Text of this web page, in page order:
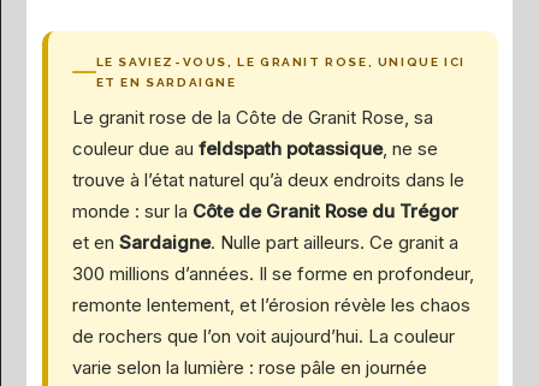
LE SAVIEZ-VOUS, LE GRANIT ROSE, UNIQUE ICI
ET EN SARDAIGNE
Le granit rose de la Côte de Granit Rose, sa
couleur due au feldspath potassique, ne se
trouve à l’état naturel qu’à deux endroits dans le
monde : sur la Côte de Granit Rose du Trégor
et en Sardaigne. Nulle part ailleurs. Ce granit a
300 millions d’années. Il se forme en profondeur,
remonte lentement, et l’érosion révèle les chaos
de rochers que l’on voit aujourd’hui. La couleur
varie selon la lumière : rose pâle en journée